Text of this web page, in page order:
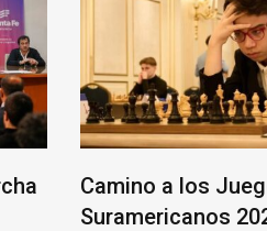
Camino a los
Suramericanos